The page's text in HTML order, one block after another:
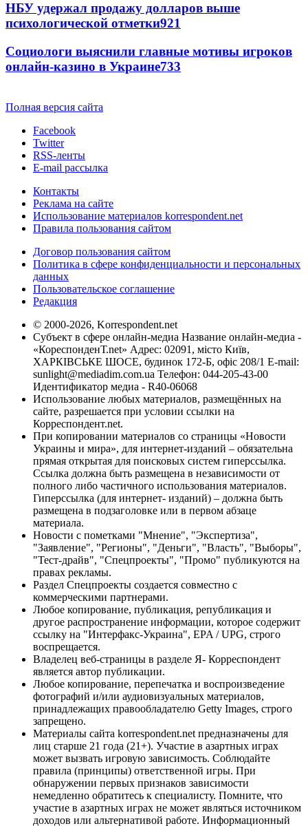
НБУ удержал продажу долларов выше
психологической отметки921
Социологи выяснили главные мотивы игроков
онлайн-казино в Украине733
Полная версия сайта
Facebook
Twitter
RSS-ленты
E-mail рассылка
Контакты
Реклама на сайте
Использование материалов korrespondent.net
Правила пользования сайтом
Договор пользования сайтом
Политика в сфере конфиденциальности и персональных
данных
Пользовательское соглашение
Редакция
© 2000-2026, Korrespondent.net
Субъект в сфере онлайн-медиа Название онлайн-медиа -
«КореспонденТ.net» Адрес: 02091, місто Київ,
ХАРКІВСЬКЕ ШОСЕ, будинок 172-Б, офіс 208/1 E-mail:
sunlight@mediadim.com.ua Телефон: 044-205-43-00
Идентификатор медиа - R40-06068
Использование любых материалов, размещённых на
сайте, разрешается при условии ссылки на
Корреспондент.net.
При копировании материалов со страницы «Новости
Украины и мира», для интернет-изданий – обязательна
прямая открытая для поисковых систем гиперссылка.
Ссылка должна быть размещена в независимости от
полного либо частичного использования материалов.
Гиперссылка (для интернет- изданий) – должна быть
размещена в подзаголовке или в первом абзаце
материала.
Новости с пометками "Мнение", "Экспертиза",
"Заявление", "Регионы", "Деньги", "Власть", "Выборы",
"Тест-драйв", "Спецпроекты", "Промо" публикуются на
правах рекламы.
Раздел Спецпроекты создается совместно с
коммерческими партнерами.
Любое копирование, публикация, републикация и
другое распространение информации, которое содержит
ссылку на "Интерфакс-Украина", EPA / UPG, строго
воспрещается.
Владелец веб-страницы в разделе Я- Корреспондент
является автор публикации.
Любое копирование, перепечатка и воспроизведение
фотографий и/или аудиовизуальных материалов,
принадлежащих правообладателю Getty Images, строго
запрещено.
Материалы сайта korrespondent.net предназначены для
лиц старше 21 года (21+). Участие в азартных играх
может вызвать игровую зависимость. Соблюдайте
правила (принципы) ответственной игры. При
обнаружении первых признаков зависимости
немедленно обратитесь к специалисту. Помните, что
участие в азартных играх не может являться источником
доходов или альтернативой работе. Информационный